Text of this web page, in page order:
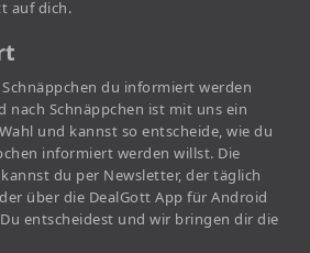
auf dich.
du informiert werden
nach Schnäppchen ist mit uns ein
und kannst so entscheide, wie du
informiert werden willst. Die
du per Newsletter, der täglich
über die DealGott App für Android
entscheidest und wir bringen dir die